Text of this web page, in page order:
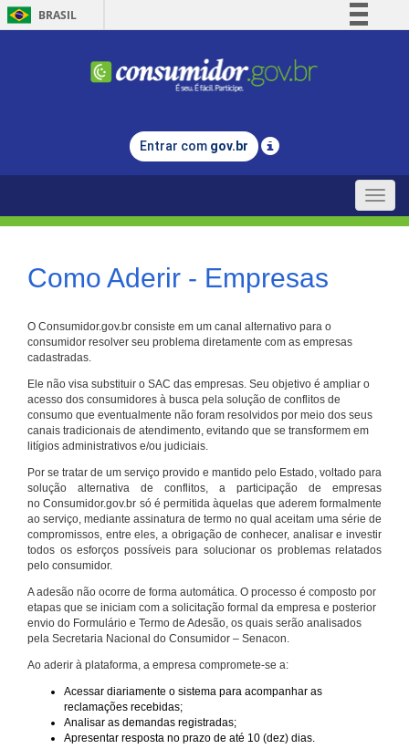
BRASIL
Comunica BR
Legislação
Entrar com gov.br
Toggle
Como Aderir - Empresas
O Consumidor.gov.br consiste em um canal alternativo para o
consumidor resolver seu problema diretamente com as empresas
cadastradas.
Ele não visa substituir o SAC das empresas. Seu objetivo é ampliar o
acesso dos consumidores à busca pela solução de conflitos de
consumo que eventualmente não foram resolvidos por meio dos seus
canais tradicionais de atendimento, evitando que se transformem em
litígios administrativos e/ou judiciais.
Por se tratar de um serviço provido e mantido pelo Estado, voltado para
solução alternativa de conflitos, a participação de empresas
no Consumidor.gov.br só é permitida àquelas que aderem formalmente
ao serviço, mediante assinatura de termo no qual aceitam uma série de
compromissos, entre eles, a obrigação de conhecer, analisar e investir
todos os esforços possíveis para solucionar os problemas relatados
pelo consumidor.
A adesão não ocorre de forma automática. O processo é composto por
etapas que se iniciam com a solicitação formal da empresa e posterior
envio do Formulário e Termo de Adesão, os quais serão analisados
pela Secretaria Nacional do Consumidor – Senacon.
Ao aderir à plataforma, a empresa compromete-se a:
Acessar diariamente o sistema para acompanhar as
reclamações recebidas;
Analisar as demandas registradas;
Apresentar resposta no prazo de até 10 (dez) dias.